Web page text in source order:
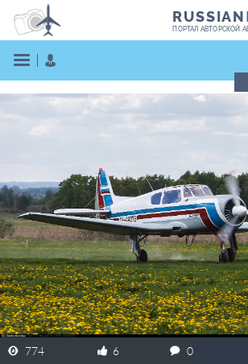
RUSSIAN
ПОРТАЛ АВТОРСКОЙ
ЗАРЕГИСТРИРОВАТЬСЯ
Поиск фотографий
Поиск в реестре
774 6 0